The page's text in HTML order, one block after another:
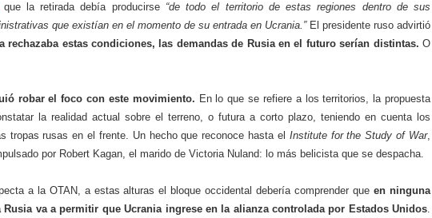
que la retirada debía producirse “de todo el territorio de estas regiones dentro de sus
que existían en el momento de su entrada en Ucrania.” El presidente ruso advirtió
rechazaba estas condiciones, las demandas de Rusia en el futuro serían distintas.O
robar el foco con este movimiento. En lo que se refiere a los territorios, la propuesta
la realidad actual sobre el terreno, o futura a corto plazo, teniendo en cuenta los
tropas rusas en el frente. Un hecho que reconoce hasta el Institute for the Study of War,
por Robert Kagan, el marido de Victoria Nuland: lo más belicista que se despacha.
a la OTAN, a estas alturas el bloque occidental debería comprender queen ninguna
Rusia va a permitir que Ucrania ingrese en la alianza controlada por Estados Unidos.